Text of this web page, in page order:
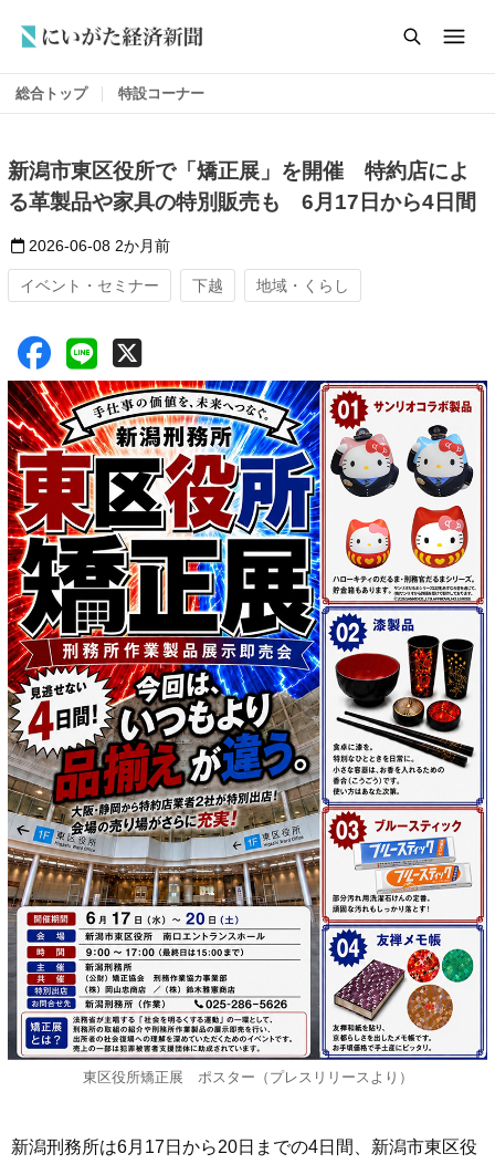
総合トップ 特設コーナー
新潟市東区役所で「矯正展」を開催 特約店によ
る革製品や家具の特別販売も 6月17日から4日間
2026-06-08 2か月前
イベント・セミナー 下越 地域・くらし
東区役所矯正展 ポスター（プレスリリースより）
新潟刑務所は6月17日から20日までの4日間、新潟市東区役